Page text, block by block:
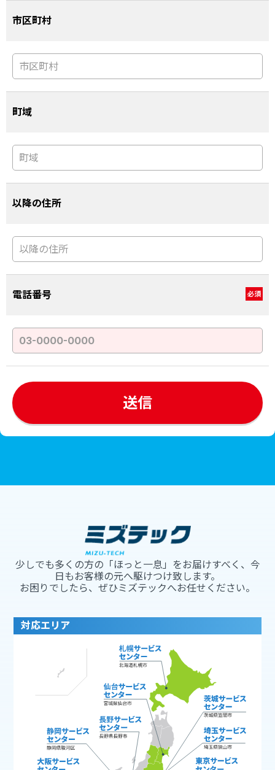
市区町村
町域
以降の住所
電話番号 必須
少しでも多くの方の「ほっと一息」をお届けすべく、今
日もお客様の元へ駆けつけ致します。
お困りでしたら、ぜひミズテックへお任せください。
対応エリア